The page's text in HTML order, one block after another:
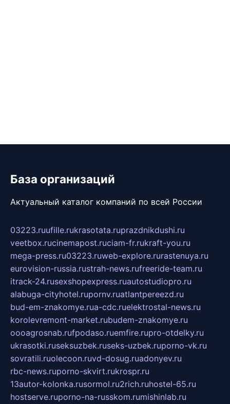
База организаций
Актуальный каталог компаний по всей России
03223.ruufille.rukrasotata.ruprazdnikdushi.ru
veetbox.rucinemapost.ruciam-fr.rukraft-you.ru
mega-press.ru03223.ruweb-explore.rurastenuya.ru
eurovision-russia.rustrah-news.rufreeride-team.ru
itrack-24.rusexshopexpress.ruautostudiopro.ru
alabuga-cityhotel.rupornv.ruatlantpereezd.ru
bud-em-znakomye.rua-cdc.ruelektrostal-news.ru
korolevremont-market.rubudem-znakomye.ru
oooagrosnab.rufpodaso.ruemfire.rupro-otdelky.ru
ukrasotki.ruseksuzbek.ruseks-uzbek.ruporno-vk.ru
sovratili.ruolecoon.ruvd-dosug.ruadonyev.ru
rbc-news.ruporno-skvirt.rukrospr.ru
13autor-kolonka.rusormol.ru2rich.ruhostel-65.ru
hostserve.ruporno-na-russkom.rumishinlab.ru